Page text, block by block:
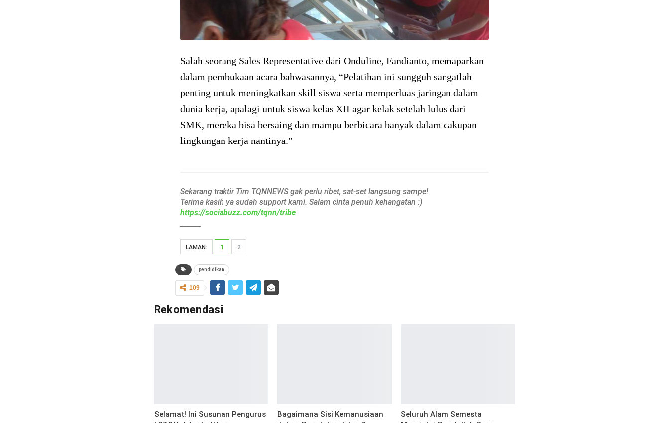
Salah seorang Sales Representative dari Onduline, Fandianto, memaparkan
dalam pembukaan acara bahwasannya, “Pelatihan ini sungguh sangatlah
penting untuk meningkatkan skill siswa serta memperluas jaringan dalam
dunia kerja, apalagi untuk siswa kelas XII agar kelak setelah lulus dari
SMK, mereka bisa bersaing dan mampu berbicara banyak dalam cakupan
lingkungan kerja nantinya.”
Sekarang traktir Tim TQNNEWS gak perlu ribet, sat-set langsung sampe!
Terima kasih ya sudah support kami. Salam cinta penuh kehangatan :)
https://sociabuzz.com/tqnn/tribe
LAMAN: 1 2
pendidikan
109
Rekomendasi
Selamat! Ini Susunan Pengurus
Bagaimana Sisi Kemanusiaan
Seluruh Alam Semesta